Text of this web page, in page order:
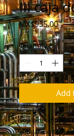
III caja
MX$935.00
Quantity *
Add
Soy la descripción
el lugar ideal para